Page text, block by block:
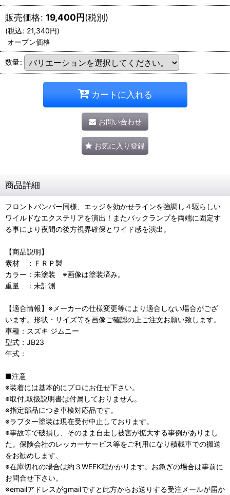
販売価格: 19,400円(税別)
(税込: 21,340円)
オープン価格
数量:
カートに入れる
お問い合わせ
お気に入り登録
商品詳細
フロントバンパー同様、エッジを効かせラインを強調し４駆らしい
ワイルドなエクステリアを演出！またバックランプを両端に固定す
る事により夜間の後方視界確保とワイド感を演出。
【商品説明】
素材 ：ＦＲＰ製
カラー：未塗装 ※画像は塗装済み。
重量 ：未計測
【適合情報】※メーカーの仕様変更等により適合しない場合がござ
います。形状・サイズ等を画像ご確認の上ご注文お願い致します。
車種：スズキ ジムニー
型式：JB23
年式：
■注意
※装着には基本的にプロにお任せ下さい。
※取付,取扱説明書は付属しておりません。
※指定部品につき車検対応品です。
※ラプター塗装は現在受付中止しております。
※事故等で破損し、そのまま自走し被害が拡大する事例がありまし
た。保険会社のレッカーサービス等をご利用になり積載車での搬送
をお勧めします、
※在庫切れの場合は約３WEEK程かかります。お急ぎの場合は事前に
お問合せ下さい。
※emailアドレスがgmailですと此方からお送りする受注メールが届か